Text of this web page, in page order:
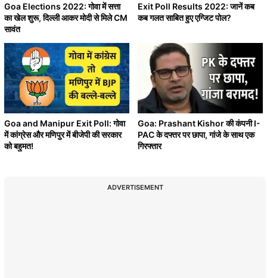
Goa Elections 2022: गोवा में सत्ता
का खेल शुरू, दिल्ली आकर मोदी से मिले CM
सावंत
Exit Poll Results 2022: जानें कब
कब गलत साबित हुए एग्जिट पोल?
Goa and Manipur Exit Poll: गोवा
में कांग्रेस और मणिपुर में बीजेपी की सरकार
को बहुमत!
Goa: Prashant Kishor की कंपनी I-
PAC के दफ्तर पर छापा, गांजे के साथ एक
गिरफ्तार
ADVERTISEMENT